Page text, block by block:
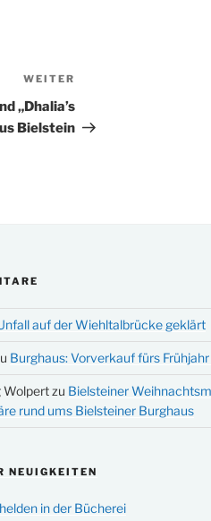
Beitrag
WEITER
„Dhalia’s
Bielstein
auf der Wiehltalbrücke geklärt
Burghaus: Vorverkauf fürs
Wolpertzu Bielsteiner
rund ums Bielsteiner Burghaus
NEUIGKEITEN
in der Bücherei